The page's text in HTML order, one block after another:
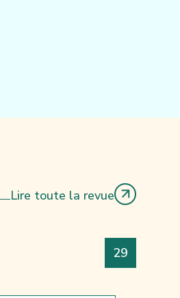
Lire toute la revue
Numéro
29